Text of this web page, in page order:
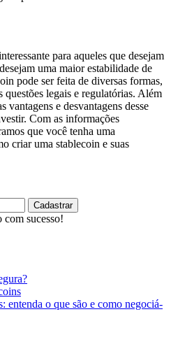
para aqueles que desejam
uma maior estabilidade de
pode ser feita de diversas formas,
questões legais e regulatórias. Além
vantagens e desvantagens desse
Com as informações
que você tenha uma
criar uma stablecoin e suas
Cadastrar
com sucesso!
entenda o que são e como negociá-